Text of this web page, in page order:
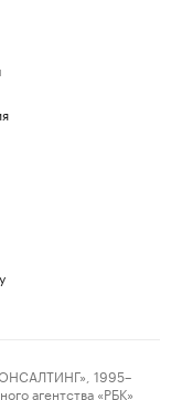
1995–
агентства «РБК»